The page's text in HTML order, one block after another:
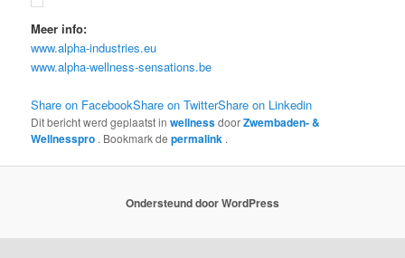
Meer info:
www.alpha-industries.eu
www.alpha-wellness-sensations.be
Share on FacebookShare on TwitterShare on Linkedin
Dit bericht werd geplaatst inwellnessdoorZwembaden- &
Wellnesspro . Bookmark depermalink .
Ondersteund door WordPress